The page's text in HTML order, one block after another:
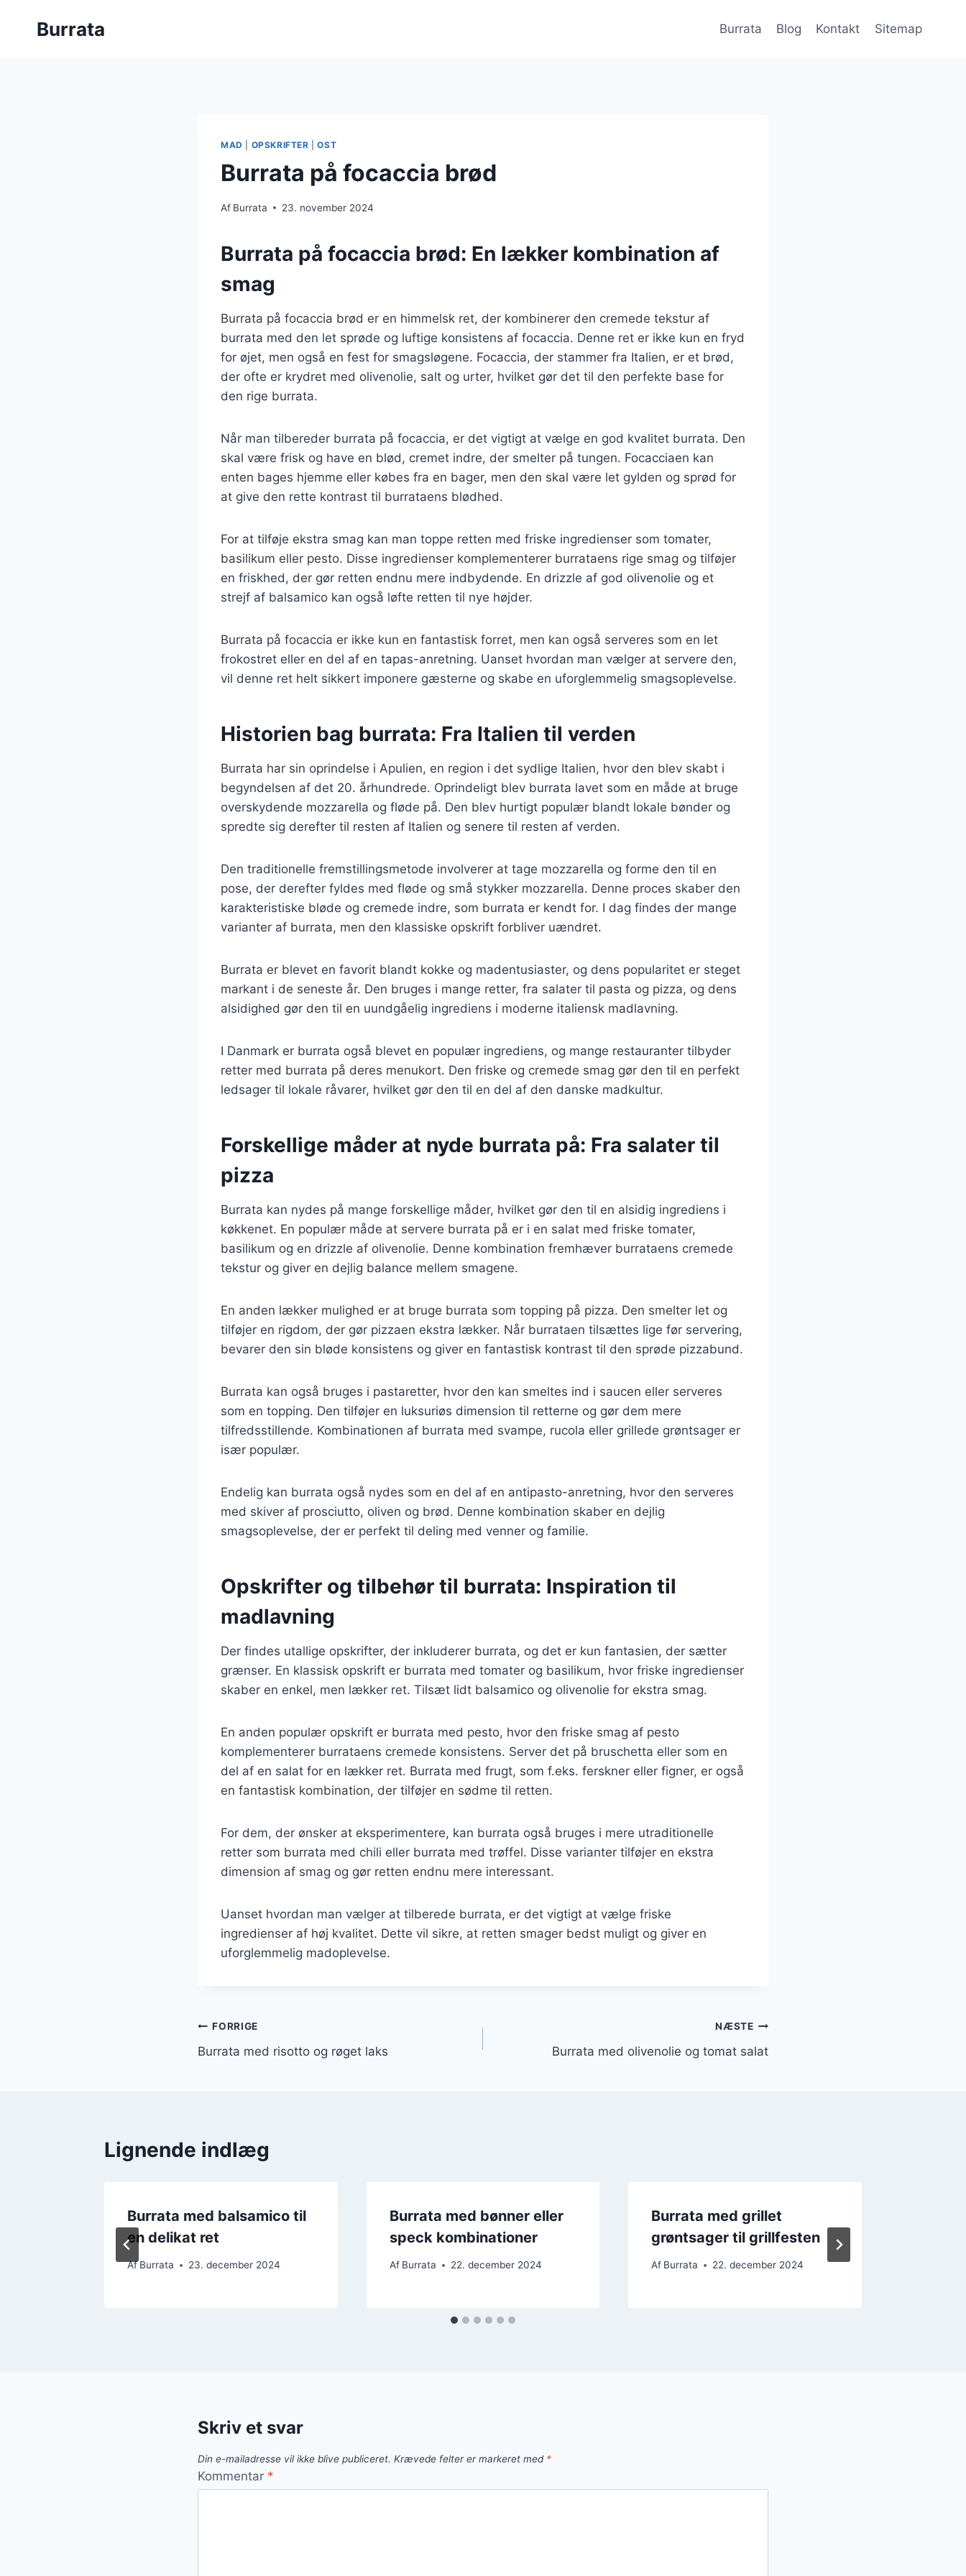
Burrata Burrata Blog Kontakt Sitemap
MAD OPSKRIFTER |OST
Burrata på focaccia brød
Af Burrata 23. november 2024
Burrata på focaccia brød: En lækker kombination af
smag
Burrata på focaccia brød er en himmelsk ret, der kombinerer den cremede tekstur af
burrata med den let sprøde og luftige konsistens af focaccia. Denne ret er ikke kun en fryd
for øjet, men også en fest for smagsløgene. Focaccia, der stammer fra Italien, er et brød,
der ofte er krydret med olivenolie, salt og urter, hvilket gør det til den perfekte base for
den rige burrata.
Når man tilbereder burrata på focaccia, er det vigtigt at vælge en god kvalitet burrata. Den
skal være frisk og have en blød, cremet indre, der smelter på tungen. Focacciaen kan
enten bages hjemme eller købes fra en bager, men den skal være let gylden og sprød for
at give den rette kontrast til burrataens blødhed.
For at tilføje ekstra smag kan man toppe retten med friske ingredienser som tomater,
basilikum eller pesto. Disse ingredienser komplementerer burrataens rige smag og tilføjer
en friskhed, der gør retten endnu mere indbydende. En drizzle af god olivenolie og et
strejf af balsamico kan også løfte retten til nye højder.
Burrata på focaccia er ikke kun en fantastisk forret, men kan også serveres som en let
frokostret eller en del af en tapas-anretning. Uanset hvordan man vælger at servere den,
vil denne ret helt sikkert imponere gæsterne og skabe en uforglemmelig smagsoplevelse.
Historien bag burrata: Fra Italien til verden
Burrata har sin oprindelse i Apulien, en region i det sydlige Italien, hvor den blev skabt i
begyndelsen af det 20. århundrede. Oprindeligt blev burrata lavet som en måde at bruge
overskydende mozzarella og fløde på. Den blev hurtigt populær blandt lokale bønder og
spredte sig derefter til resten af Italien og senere til resten af verden.
Den traditionelle fremstillingsmetode involverer at tage mozzarella og forme den til en
pose, der derefter fyldes med fløde og små stykker mozzarella. Denne proces skaber den
karakteristiske bløde og cremede indre, som burrata er kendt for. I dag findes der mange
varianter af burrata, men den klassiske opskrift forbliver uændret.
Burrata er blevet en favorit blandt kokke og madentusiaster, og dens popularitet er steget
markant i de seneste år. Den bruges i mange retter, fra salater til pasta og pizza, og dens
alsidighed gør den til en uundgåelig ingrediens i moderne italiensk madlavning.
I Danmark er burrata også blevet en populær ingrediens, og mange restauranter tilbyder
retter med burrata på deres menukort. Den friske og cremede smag gør den til en perfekt
ledsager til lokale råvarer, hvilket gør den til en del af den danske madkultur.
Forskellige måder at nyde burrata på: Fra salater til
pizza
Burrata kan nydes på mange forskellige måder, hvilket gør den til en alsidig ingrediens i
køkkenet. En populær måde at servere burrata på er i en salat med friske tomater,
basilikum og en drizzle af olivenolie. Denne kombination fremhæver burrataens cremede
tekstur og giver en dejlig balance mellem smagene.
En anden lækker mulighed er at bruge burrata som topping på pizza. Den smelter let og
tilføjer en rigdom, der gør pizzaen ekstra lækker. Når burrataen tilsættes lige før servering,
bevarer den sin bløde konsistens og giver en fantastisk kontrast til den sprøde pizzabund.
Burrata kan også bruges i pastaretter, hvor den kan smeltes ind i saucen eller serveres
som en topping. Den tilføjer en luksuriøs dimension til retterne og gør dem mere
tilfredsstillende. Kombinationen af burrata med svampe, rucola eller grillede grøntsager er
især populær.
Endelig kan burrata også nydes som en del af en antipasto-anretning, hvor den serveres
med skiver af prosciutto, oliven og brød. Denne kombination skaber en dejlig
smagsoplevelse, der er perfekt til deling med venner og familie.
Opskrifter og tilbehør til burrata: Inspiration til
madlavning
Der findes utallige opskrifter, der inkluderer burrata, og det er kun fantasien, der sætter
grænser. En klassisk opskrift er burrata med tomater og basilikum, hvor friske ingredienser
skaber en enkel, men lækker ret. Tilsæt lidt balsamico og olivenolie for ekstra smag.
En anden populær opskrift er burrata med pesto, hvor den friske smag af pesto
komplementerer burrataens cremede konsistens. Server det på bruschetta eller som en
del af en salat for en lækker ret. Burrata med frugt, som f.eks. ferskner eller figner, er også
en fantastisk kombination, der tilføjer en sødme til retten.
For dem, der ønsker at eksperimentere, kan burrata også bruges i mere utraditionelle
retter som burrata med chili eller burrata med trøffel. Disse varianter tilføjer en ekstra
dimension af smag og gør retten endnu mere interessant.
Uanset hvordan man vælger at tilberede burrata, er det vigtigt at vælge friske
ingredienser af høj kvalitet. Dette vil sikre, at retten smager bedst muligt og giver en
uforglemmelig madoplevelse.
Indlægsnavigation
FORRIGE
Burrata med risotto og røget laks
NÆSTE
Burrata med olivenolie og tomat salat
Lignende indlæg
Burrata med balsamico til
en delikat ret
Af Burrata 23. december 2024
Burrata med bønner eller
speck kombinationer
Af Burrata 22. december 2024
Burrata med grillet
grøntsager til grillfesten
Af Burrata 22. december 2024
Skriv et svar
Din e-mailadresse vil ikke blive publiceret. Krævede felter er markeret med *
Kommentar *